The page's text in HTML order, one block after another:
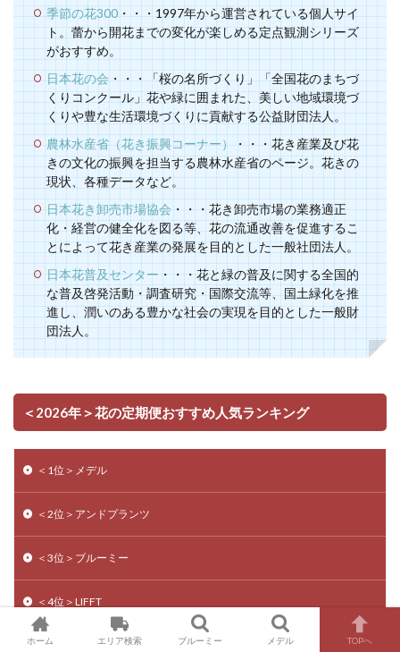
季節の花300・・・1997年から運営されている個人サイ
ト。蕾から開花までの変化が楽しめる定点観測シリーズ
がおすすめ。
日本花の会・・・「桜の名所づくり」「全国花のまちづ
くりコンクール」花や緑に囲まれた、美しい地域環境づ
くりや豊な生活環境づくりに貢献する公益財団法人。
農林水産省（花き振興コーナー）・・・花き産業及び花
きの文化の振興を担当する農林水産省のページ。花きの
現状、各種データなど。
日本花き卸売市場協会・・・花き卸売市場の業務適正
化・経営の健全化を図る等、花の流通改善を促進するこ
とによって花き産業の発展を目的とした一般社団法人。
日本花普及センター・・・花と緑の普及に関する全国的
な普及啓発活動・調査研究・国際交流等、国土緑化を推
進し、潤いのある豊かな社会の実現を目的とした一般財
団法人。
＜2026年＞花の定期便おすすめ人気ランキング
＜1位＞メデル
＜2位＞アンドプランツ
＜3位＞ブルーミー
＜4位＞LIFFT
＜5位＞＋hana
ホーム エリア検索 ブルーミー メデル TOPへ